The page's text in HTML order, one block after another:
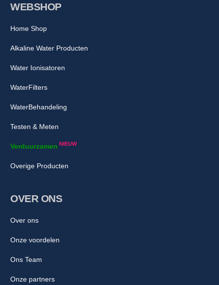
WEBSHOP
Home Shop
Alkaline Water Producten
Water Ionisatoren
WaterFilters
WaterBehandeling
Testen & Meten
Verduurzamen NIEUW
Overige Producten
OVER ONS
Over ons
Onze voordelen
Ons Team
Onze partners